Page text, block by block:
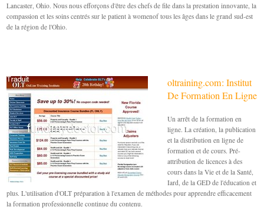
Lancaster, Ohio. Nous nous efforçons d'être des chefs de file dans la prestation innovante, la
compassion et les soins centrés sur le patient à womenof tous les âges dans le grand sud-est
de la région de l'Ohio.
oltraining.com: Institut
De Formation En Ligne
Un arrêt de la formation en
ligne. La création, la publication
et la distribution en ligne de
formation et de cours. Pré-
attribution de licences à des
cours dans la Vie et de la Santé,
Iard, de la GED de l'éducation et
plus. L'utilisation d'OLT préparation à l'examen de méthodes pour apprendre efficacement
la formation professionnelle continue du contenu.